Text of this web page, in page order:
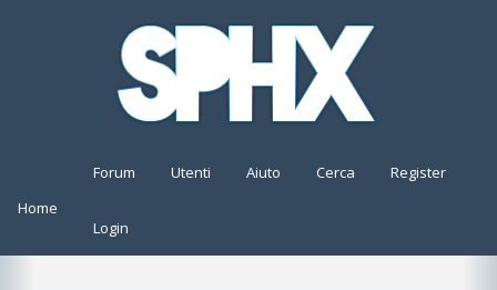
Home
Forum Utenti Aiuto Cerca Register
Login